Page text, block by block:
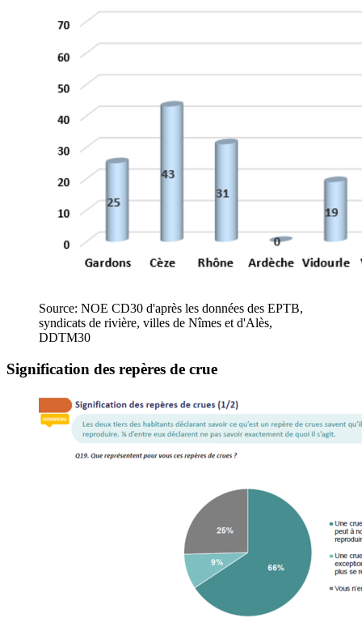
Source: NOE CD30 d'après les données des EPTB,
syndicats de rivière, villes de Nîmes et d'Alès,
DDTM30
Signification des repères de crue